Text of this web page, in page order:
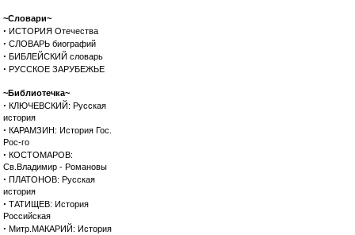
~Словари~
· ИСТОРИЯ Отечества
· СЛОВАРЬ биографий
· БИБЛЕЙСКИЙ словарь
· РУССКОЕ ЗАРУБЕЖЬЕ
~Библиотечка~
· КЛЮЧЕВСКИЙ: Русская
история
· КАРАМЗИН: История Гос.
Рос-го
· КОСТОМАРОВ:
Св.Владимир - Романовы
· ПЛАТОНОВ: Русская
история
· ТАТИЩЕВ: История
Российская
· Митр.МАКАРИЙ: История